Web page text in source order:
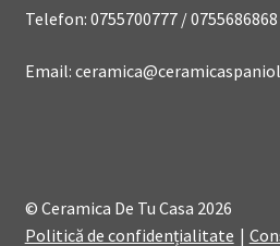
Telefon: 0755700777 / 0755686868
Email:
© Ceramica De Tu Casa 2026
Politică de confidențialitate